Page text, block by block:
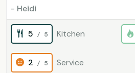
- Heidi
5 / 5 Kitchen
2 / 5 Service